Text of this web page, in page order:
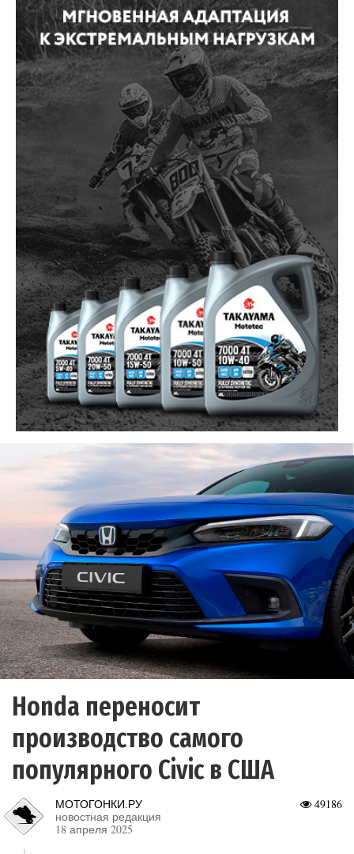
Honda переносит
производство самого
популярного Civic в США
49186
МОТОГОНКИ.РУ
новостная редакция
18 апреля 2025